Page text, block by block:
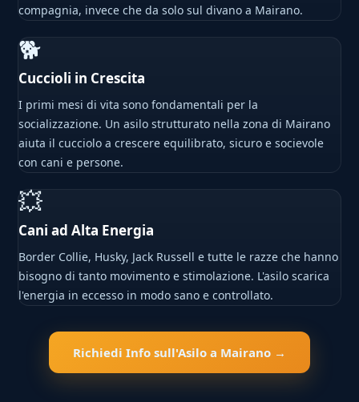
compagnia, invece che da solo sul divano a Mairano.
🐕
Cuccioli in Crescita
I primi mesi di vita sono fondamentali per la
socializzazione. Un asilo strutturato nella zona di Mairano
aiuta il cucciolo a crescere equilibrato, sicuro e socievole
con cani e persone.
💥
Cani ad Alta Energia
Border Collie, Husky, Jack Russell e tutte le razze che hanno
bisogno di tanto movimento e stimolazione. L'asilo scarica
l'energia in eccesso in modo sano e controllato.
Richiedi Info sull'Asilo a Mairano →